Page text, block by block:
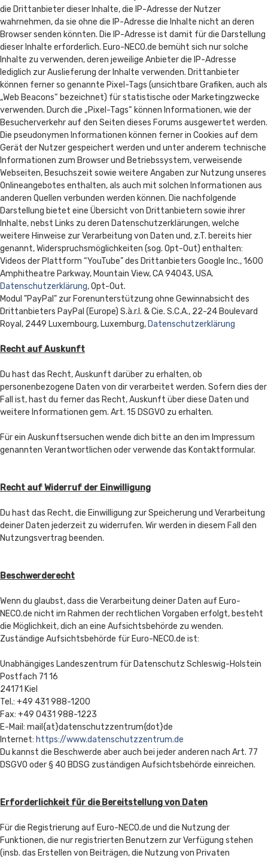
die Drittanbieter dieser Inhalte, die IP-Adresse der Nutzer
wahrnehmen, da sie ohne die IP-Adresse die Inhalte nicht an deren
Browser senden könnten. Die IP-Adresse ist damit für die Darstellung
dieser Inhalte erforderlich. Euro-NECO.de bemüht sich nur solche
Inhalte zu verwenden, deren jeweilige Anbieter die IP-Adresse
lediglich zur Auslieferung der Inhalte verwenden. Drittanbieter
können ferner so genannte Pixel-Tags (unsichtbare Grafiken, auch als
„Web Beacons“ bezeichnet) für statistische oder Marketingzwecke
verwenden. Durch die „Pixel-Tags“ können Informationen, wie der
Besucherverkehr auf den Seiten dieses Forums ausgewertet werden.
Die pseudonymen Informationen können ferner in Cookies auf dem
Gerät der Nutzer gespeichert werden und unter anderem technische
Informationen zum Browser und Betriebssystem, verweisende
Webseiten, Besuchszeit sowie weitere Angaben zur Nutzung unseres
Onlineangebotes enthalten, als auch mit solchen Informationen aus
anderen Quellen verbunden werden können. Die nachfolgende
Darstellung bietet eine Übersicht von Drittanbietern sowie ihrer
Inhalte, nebst Links zu deren Datenschutzerklärungen, welche
weitere Hinweise zur Verarbeitung von Daten und, z.T. bereits hier
genannt, Widerspruchsmöglichkeiten (sog. Opt-Out) enthalten:
Videos der Plattform “YouTube” des Drittanbieters Google Inc., 1600
Amphitheatre Parkway, Mountain View, CA 94043, USA.
Datenschutzerklärung, Opt-Out.
Modul "PayPal" zur Forenunterstützung ohne Gewinnabsicht des
Drittanbieters PayPal (Europe) S.à.r.l. & Cie. S.C.A., 22-24 Boulevard
Royal, 2449 Luxembourg, Luxemburg, Datenschutzerklärung
Recht auf Auskunft
Du hast das Recht, Auskunft darüber zu erhalten, ob
personenbezogene Daten von dir verarbeitet werden. Sofern dies der
Fall ist, hast du ferner das Recht, Auskunft über diese Daten und
weitere Informationen gem. Art. 15 DSGVO zu erhalten.
Für ein Auskunftsersuchen wende dich bitte an den im Impressum
genannten Verantwortlichen oder verwende das Kontaktformular.
Recht auf Widerruf der Einwilligung
Du hast das Recht, die Einwilligung zur Speicherung und Verarbeitung
deiner Daten jederzeit zu widerrufen. Wir werden in diesem Fall den
Nutzungsvertrag beenden.
Beschwerderecht
Wenn du glaubst, dass die Verarbeitung deiner Daten auf Euro-
NECO.de nicht im Rahmen der rechtlichen Vorgaben erfolgt, besteht
die Möglichkeit, dich an eine Aufsichtsbehörde zu wenden.
Zuständige Aufsichtsbehörde für Euro-NECO.de ist:
Unabhängiges Landeszentrum für Datenschutz Schleswig-Holstein
Postfach 71 16
24171 Kiel
Tel.: +49 431 988-1200
Fax: +49 0431 988-1223
E-Mail: mail{at}datenschutzzentrum{dot}de
Internet: https://www.datenschutzzentrum.de
Du kannst die Beschwerde aber auch bei jeder anderen nach Art. 77
DSGVO oder § 40 BDSG zuständigen Aufsichtsbehörde einreichen.
Erforderlichkeit für die Bereitstellung von Daten
Für die Registrierung auf Euro-NECO.de und die Nutzung der
Funktionen, die nur registrierten Benutzern zur Verfügung stehen
(insb. das Erstellen von Beiträgen, die Nutzung von Privaten